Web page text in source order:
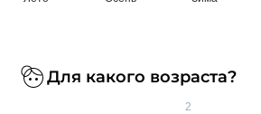
Для какого возраста?